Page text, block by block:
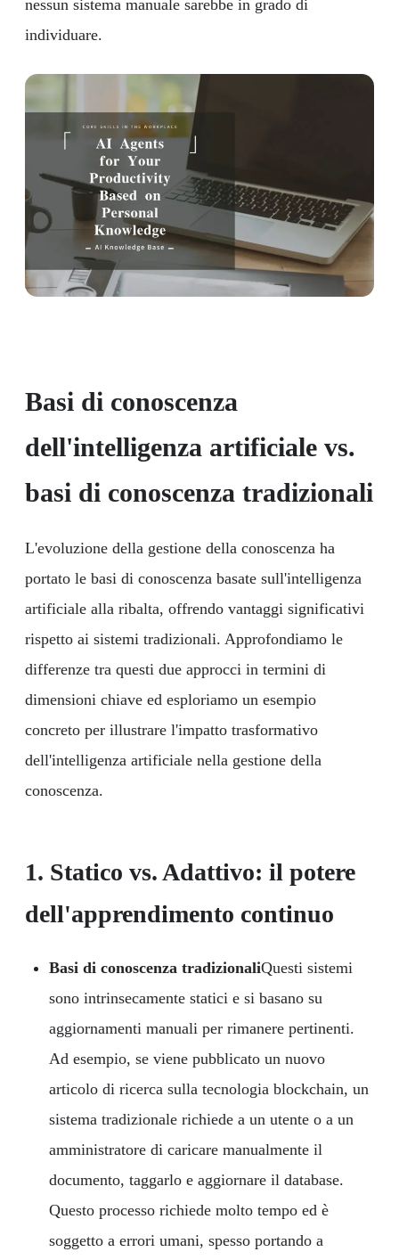
nessun sistema manuale sarebbe in grado di
individuare.
Basi di conoscenza
dell'intelligenza artificiale vs.
basi di conoscenza tradizionali
L'evoluzione della gestione della conoscenza ha
portato le basi di conoscenza basate sull'intelligenza
artificiale alla ribalta, offrendo vantaggi significativi
rispetto ai sistemi tradizionali. Approfondiamo le
differenze tra questi due approcci in termini di
dimensioni chiave ed esploriamo un esempio
concreto per illustrare l'impatto trasformativo
dell'intelligenza artificiale nella gestione della
conoscenza.
1. Statico vs. Adattivo: il potere
dell'apprendimento continuo
Basi di conoscenza tradizionaliQuesti sistemi
sono intrinsecamente statici e si basano su
aggiornamenti manuali per rimanere pertinenti.
Ad esempio, se viene pubblicato un nuovo
articolo di ricerca sulla tecnologia blockchain, un
sistema tradizionale richiede a un utente o a un
amministratore di caricare manualmente il
documento, taggarlo e aggiornare il database.
Questo processo richiede molto tempo ed è
soggetto a errori umani, spesso portando a